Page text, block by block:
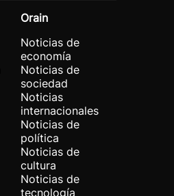
Orain
Noticias de
economía
Noticias de
sociedad
Noticias
internacionales
Noticias de
política
Noticias de
cultura
Noticias de
tecnología